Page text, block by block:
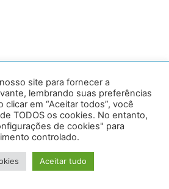
da Silva, nº 1950 - Zacarias,
403 / Tel: (33) 3329 8000
por VersaTec
site para fornecer a
lembrando suas preferências
clicar em “Aceitar todos”, você
TODOS os cookies. No entanto,
de cookies" para
controlado.
Aceitar tudo